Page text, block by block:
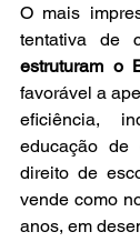
O mais
tentativa de
estruturam o
favorável a
eficiência,
educação de
direito de
vende como
anos, em